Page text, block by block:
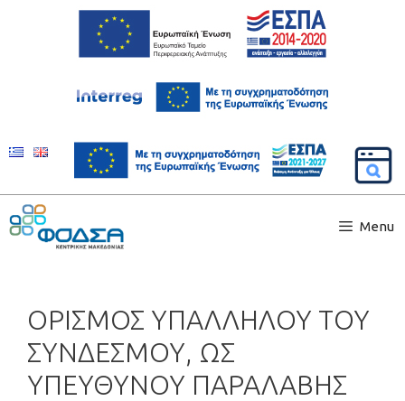
Menu
ΟΡΙΣΜΟΣ ΥΠΑΛΛΗΛΟΥ ΤΟΥ
ΣΥΝΔΕΣΜΟΥ, ΩΣ
ΥΠΕΥΘΥΝΟΥ ΠΑΡΑΛΑΒΗΣ